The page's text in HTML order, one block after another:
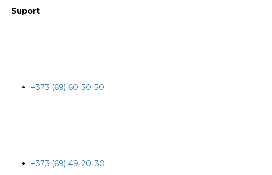
Suport
+373 (69) 60-30-50
+373 (69) 49-20-30